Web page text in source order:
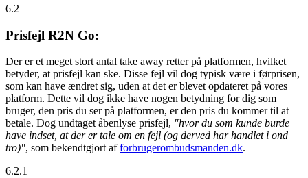
6.2
Prisfejl R2N Go:
Der er et meget stort antal take away retter på platformen, hvilket
betyder, at prisfejl kan ske. Disse fejl vil dog typisk være i førprisen,
som kan have ændret sig, uden at det er blevet opdateret på vores
platform. Dette vil dog ikke have nogen betydning for dig som
bruger, den pris du ser på platformen, er den pris du kommer til at
betale. Dog undtaget åbenlyse prisfejl, "hvor du som kunde burde
have indset, at der er tale om en fejl (og derved har handlet i ond
tro)", som bekendtgjort afforbrugerombudsmanden.dk.
6.2.1